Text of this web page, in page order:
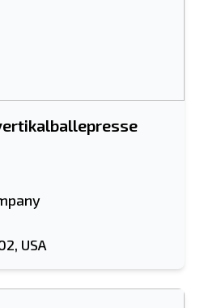
USA